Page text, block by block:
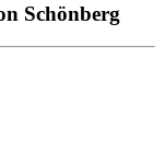
Schönberg